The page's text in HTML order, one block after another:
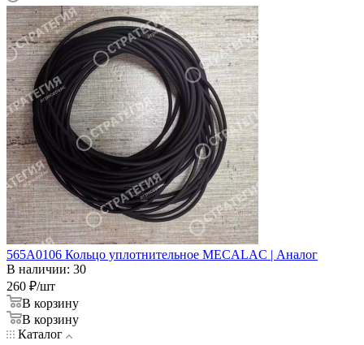
565A0106 Кольцо уплотнительное MECALAC | Аналог
В наличии: 30
260 ₽/шт
В корзину
В корзину
Каталог